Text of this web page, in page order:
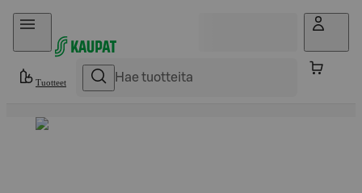
Hyppää sisältöön
Tuotteet